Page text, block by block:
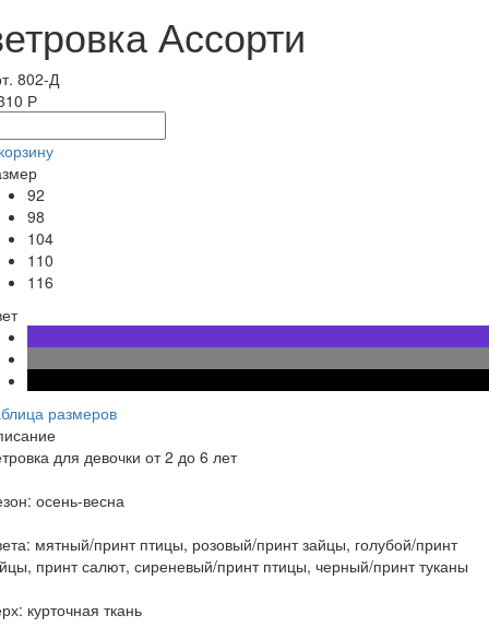
Ассорти
802-Д
Р
92
98
104
110
116
размеров
для девочки от 2 до 6 лет
осень-весна
мятный/принт птицы, розовый/принт зайцы, голубой/принт
принт салют, сиреневый/принт птицы, черный/принт туканы
курточная ткань